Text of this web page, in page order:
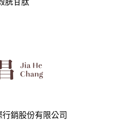
銷股份有限公司